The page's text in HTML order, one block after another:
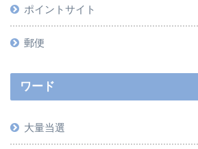
ポイントサイト
郵便
ワード
大量当選